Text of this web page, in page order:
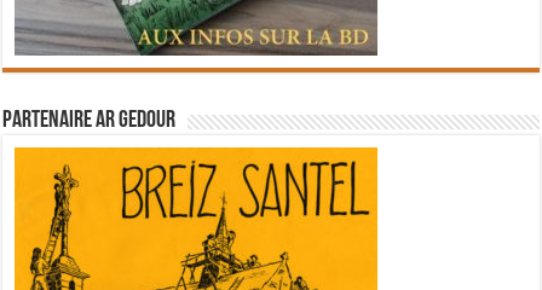
Partenaire Ar Gedour